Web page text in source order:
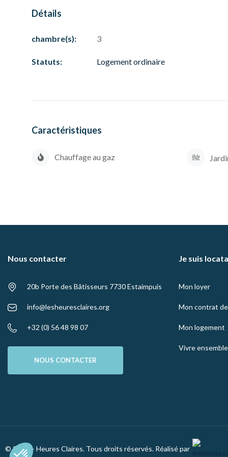
Détails
chambre(s): 3
Statuts: Logement ordinaire
Caractéristiques
Chauffage au gaz
Nous contacter
20b Porte des Bâtisseurs 7730 Estaimpuis
info@lesheuresclaires.org
+32 (0) 56 48 98 07
NOUS CONTACTER
Je suis
Mon loyer
Mon contrat
Mon logement
Vivre ensemble
© 2024 – Heures Claires. Tous droits réservés. Réalisé par